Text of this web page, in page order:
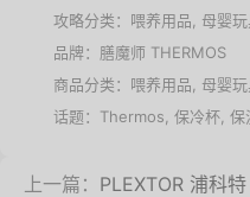
攻略分类： 喂养用品 母婴
品牌： 膳魔师 THERMOS
商品分类： 喂养用品 母婴
话题： Thermos 保冷杯 保
上一篇： PLEXTOR 浦科